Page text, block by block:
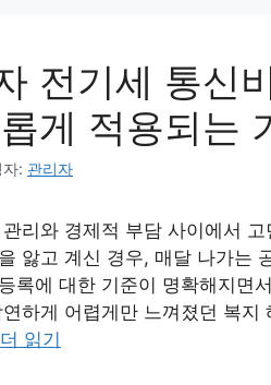
전기세 통신
게 적용되는
자: 관리자
리와 경제적 부담 사이에서
앓고 계신 경우, 매달 나가는
록에 대한 기준이 명확해지면
하게 어렵게만 느껴졌던 복
더 읽기